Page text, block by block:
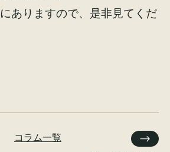
にありますので、是非見てくだ
コラム一覧